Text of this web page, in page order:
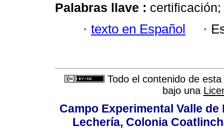
Palabras llave :
· texto en Español ·
Todo el contenido de
bajo una
Campo Experimental Valle
Lechería, Colonia